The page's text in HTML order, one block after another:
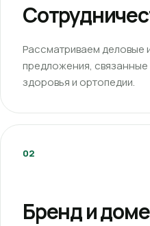
Рассматриваем деловые
предложения,
здоровья и ортопедии.
02
Бренд и